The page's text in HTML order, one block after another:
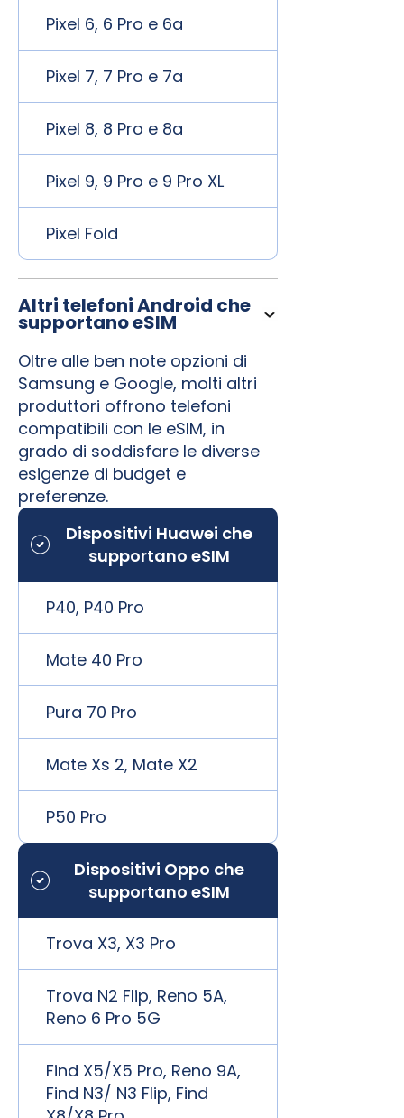
Pixel 6, 6 Pro e 6a
Pixel 7, 7 Pro e 7a
Pixel 8, 8 Pro e 8a
Pixel 9, 9 Pro e 9 Pro XL
Pixel Fold
Altri telefoni Android che
supportano eSIM
Oltre alle ben note opzioni di
Samsung e Google, molti altri
produttori offrono telefoni
compatibili con le eSIM, in
grado di soddisfare le diverse
esigenze di budget e
preferenze.
Dispositivi Huawei che
supportano eSIM
P40, P40 Pro
Mate 40 Pro
Pura 70 Pro
Mate Xs 2, Mate X2
P50 Pro
Dispositivi Oppo che
supportano eSIM
Trova X3, X3 Pro
Trova N2 Flip, Reno 5A,
Reno 6 Pro 5G
Find X5/X5 Pro, Reno 9A,
Find N3/ N3 Flip, Find